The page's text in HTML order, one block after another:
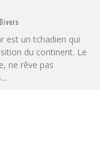
Divers
est un tchadien qui
du continent. Le
ne rêve pas
...